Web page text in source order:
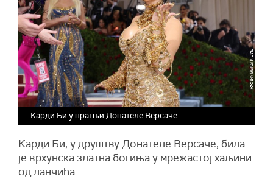
Карди Би у пратњи Донателе Версаче
Карди Би, у друштву Донателе Версаче, била
је врхунска златна богиња у мрежастој хаљини
од ланчића.